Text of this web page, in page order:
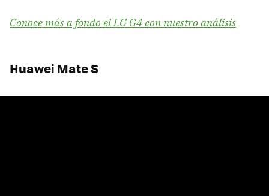
Conoce más a fondo el LG G4 con nuestro análisis
Huawei Mate S